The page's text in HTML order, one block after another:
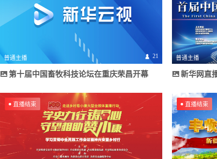
普通主播 21
第十届中国畜牧科技论坛在重庆荣昌开幕
普通主播
新华网直播：第
直播结束 直播结束